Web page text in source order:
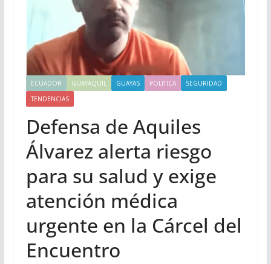
ECUADOR GUAYAQUIL GUAYAS POLITICA
SEGURIDAD
TENDENCIAS
Defensa de Aquiles
Álvarez alerta riesgo
para su salud y exige
atención médica
urgente en la Cárcel del
Encuentro